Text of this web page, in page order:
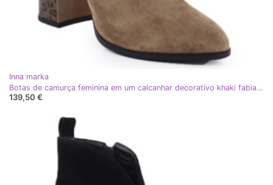
Inna marka
Botas de camurça feminina em um calcanhar decorativo khaki fabiani 9210 verde
139,50 €